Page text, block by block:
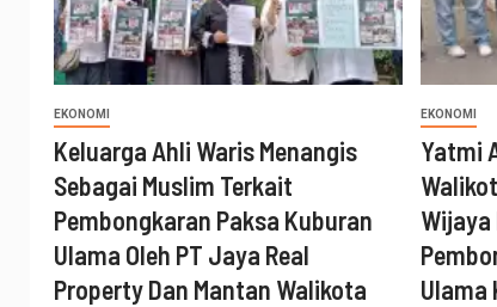
EKONOMI
Keluarga Ahli Waris Menangis
Sebagai Muslim Terkait
Pembongkaran Paksa Kuburan
Ulama Oleh PT Jaya Real
Property Dan Mantan Walikota
EKONOMI
Yatmi
Wijaya
Ulama